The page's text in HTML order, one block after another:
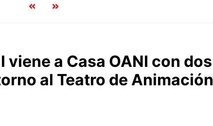
a Casa OANI con dos
al Teatro de Animación